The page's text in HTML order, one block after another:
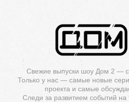
Свежие выпуски шоу Дом 2 —
Только у нас — самые новые
проекта и самые
Следи за развитием событий на